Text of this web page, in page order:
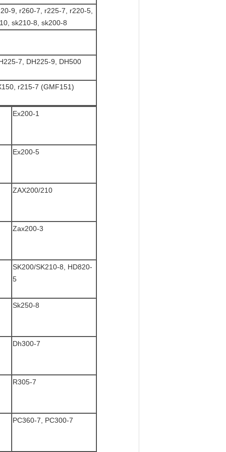
9, r260-7, r225-7, r220-5,
sk210-8, sk200-8
7, DH225-9, DH500
r215-7 (GMF151)
Ex200-1
Ex200-5
ZAX200/210
Zax200-3
SK200/SK210-8, HD820-
5
Sk250-8
Dh300-7
R305-7
PC360-7, PC300-7